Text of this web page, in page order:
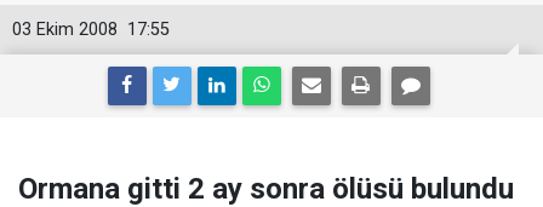
17:55
03 Ekim 2008
Ormana gitti 2 ay sonra ölüsü bulundu